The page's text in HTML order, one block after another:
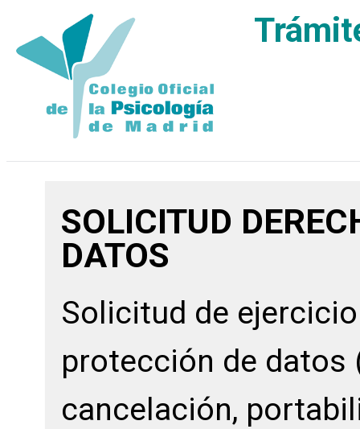
SOLICITUD
DATOS
Solicitud de
protección de datos
cancelación,